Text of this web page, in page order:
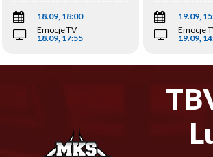
18.09, 18:00
Emocje TV
18.09, 17:55
19.09,
Emocje
19.09,